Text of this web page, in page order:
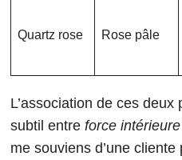
Quartz rose Rose pâle
L’association de ces
subtil entre force intérieure
me souviens d’une